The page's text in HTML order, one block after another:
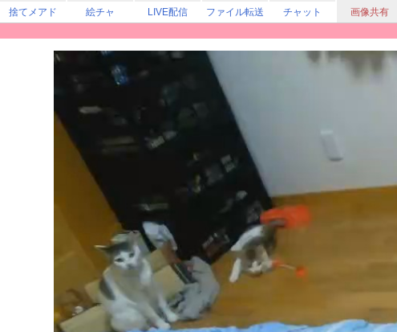
捨てメアド 絵チャ LIVE配信 ファイル転送 チャット 画像共有